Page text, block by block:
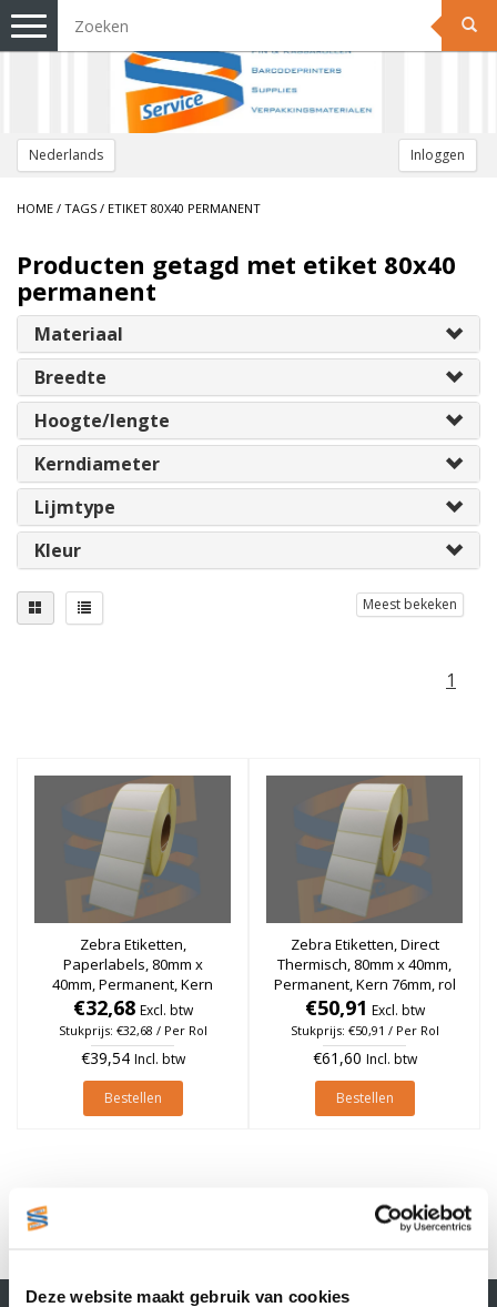
Deze website maakt gebruik van cookies
Nederlands Inloggen
Toggle
navigation
HOME / TAGS / ETIKET 80X40 PERMANENT
Producten getagd met etiket 80x40
permanent
Materiaal
Breedte
Hoogte/lengte
Kerndiameter
Lijmtype
Kleur
Meest bekeken
1
Zebra Etiketten,
Paperlabels, 80mm x
40mm, Permanent, Kern
76mm, rol à 4.000 stuks
€32,68 Excl. btw
Stukprijs: €32,68 / Per Rol
€39,54 Incl. btw
Bestellen
Zebra Etiketten, Direct
Thermisch, 80mm x 40mm,
Permanent, Kern 76mm, rol
à 4.000 stuks
€50,91 Excl. btw
Stukprijs: €50,91 / Per Rol
€61,60 Incl. btw
Bestellen
1